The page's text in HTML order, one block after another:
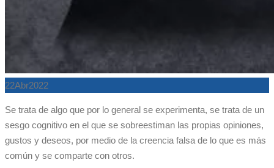
22Abr2022
Se trata de algo que por lo general se experimenta, se trata de un
sesgo cognitivo en el que se sobreestiman las propias opiniones,
gustos y deseos, por medio de la creencia falsa de lo que es más
común y se comparte con otros.